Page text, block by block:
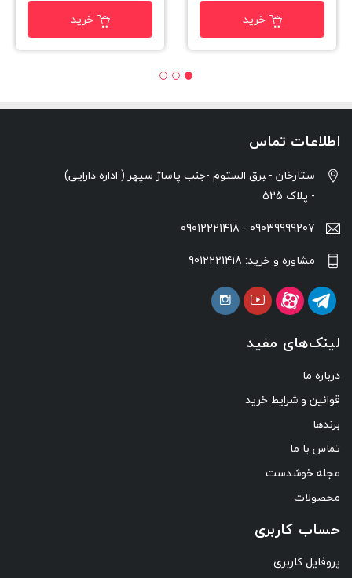
خرید خرید
اطلاعات تماس
ستارخان - ‍برق الستوم -جنب پاساژ سپهر ( اداره دارایی)
- پلاک 525
09039999207 - 09012221418
مشاوره و خرید: 9012221418
لینک‌های مفید
درباره ما
قوانین و شرایط خرید
برندها
تماس با ما
مجله خوشدست
محصولات
حساب کاربری
پروفایل کاربری